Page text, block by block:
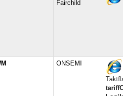
Fairchild
ONSEMI